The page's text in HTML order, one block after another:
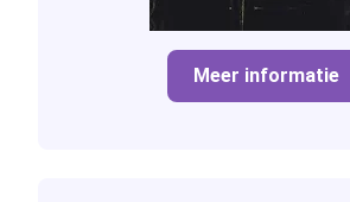
Meer informatie